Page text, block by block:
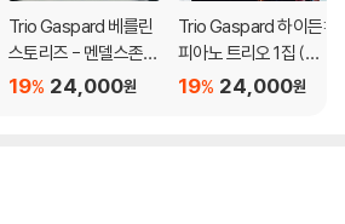
Trio Gaspard 베를린
스토리즈 - 멘델스존,
유온, 스칼코타스 (Berl
24,000원
19%
Trio Gaspard 하이든:
피아노 트리오 1집 (Ha
ydn: Piano Trios Vol.
24,000원
19%